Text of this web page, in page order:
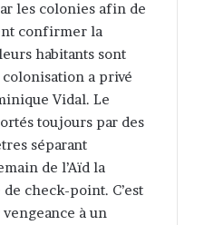
les colonies afin de
confirmer la
habitants sont
colonisation a privé
Vidal. Le
toujours par des
séparant
de l’Aïd la
check-point. C’est
à un